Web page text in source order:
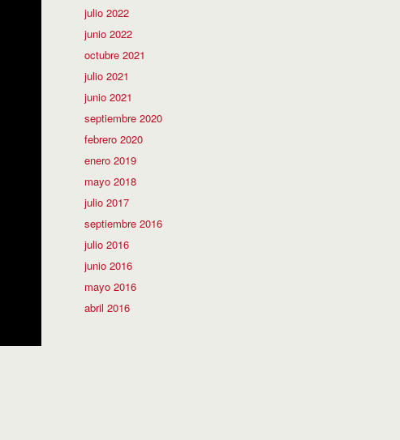
julio 2022
junio 2022
octubre 2021
julio 2021
junio 2021
septiembre 2020
febrero 2020
enero 2019
mayo 2018
julio 2017
septiembre 2016
julio 2016
junio 2016
mayo 2016
abril 2016